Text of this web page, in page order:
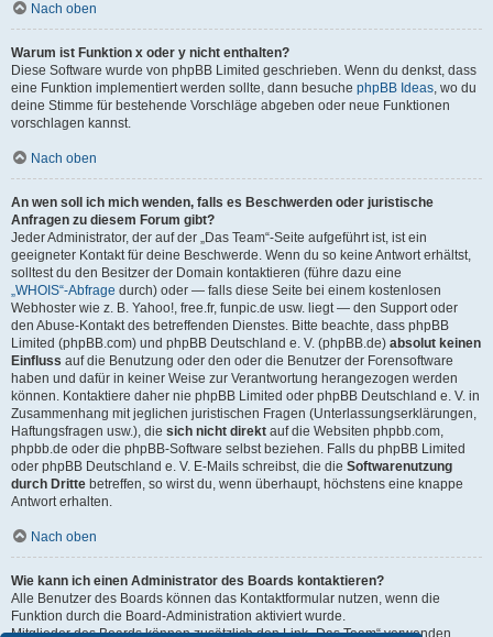
Nach oben
Warum ist Funktion x oder y nicht enthalten?
Diese Software wurde von phpBB Limited geschrieben. Wenn du denkst, dass
eine Funktion implementiert werden sollte, dann besuche phpBB Ideas, wo du
deine Stimme für bestehende Vorschläge abgeben oder neue Funktionen
vorschlagen kannst.
Nach oben
An wen soll ich mich wenden, falls es Beschwerden oder juristische
Anfragen zu diesem Forum gibt?
Jeder Administrator, der auf der „Das Team“-Seite aufgeführt ist, ist ein
geeigneter Kontakt für deine Beschwerde. Wenn du so keine Antwort erhältst,
solltest du den Besitzer der Domain kontaktieren (führe dazu eine
„WHOIS“-Abfrage durch) oder — falls diese Seite bei einem kostenlosen
Webhoster wie z. B. Yahoo!, free.fr, funpic.de usw. liegt — den Support oder
den Abuse-Kontakt des betreffenden Dienstes. Bitte beachte, dass phpBB
Limited (phpBB.com) und phpBB Deutschland e. V. (phpBB.de) absolut keinen
Einfluss auf die Benutzung oder den oder die Benutzer der Forensoftware
haben und dafür in keiner Weise zur Verantwortung herangezogen werden
können. Kontaktiere daher nie phpBB Limited oder phpBB Deutschland e. V. in
Zusammenhang mit jeglichen juristischen Fragen (Unterlassungserklärungen,
Haftungsfragen usw.), die sich nicht direkt auf die Websiten phpbb.com,
phpbb.de oder die phpBB-Software selbst beziehen. Falls du phpBB Limited
oder phpBB Deutschland e. V. E-Mails schreibst, die die Softwarenutzung
durch Dritte betreffen, so wirst du, wenn überhaupt, höchstens eine knappe
Antwort erhalten.
Nach oben
Wie kann ich einen Administrator des Boards kontaktieren?
Alle Benutzer des Boards können das Kontaktformular nutzen, wenn die
Funktion durch die Board-Administration aktiviert wurde.
Mitglieder des Boards können zusätzlich den Link „Das Team“ verwenden.